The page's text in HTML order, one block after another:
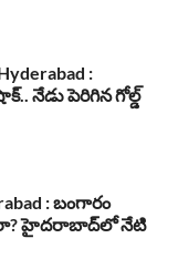
:
నేడు పెరిగిన గోల్డ్
: బంగారం
హైదరాబాద్‌లో నేటి